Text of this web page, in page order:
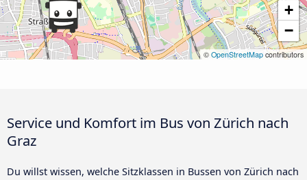
+
−
© OpenStreetMap contributors
Service und Komfort im Bus von Zürich nach
Graz
Du willst wissen, welche Sitzklassen in Bussen von Zürich nach